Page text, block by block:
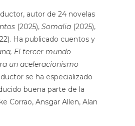
autor de 24 novelas
(2025), Somalia (2025),
Ha publicado cuentos y
El tercer mundo
un aceleracionismo
se ha especializado
buena parte de la
Corrao, Ansgar Allen, Alan